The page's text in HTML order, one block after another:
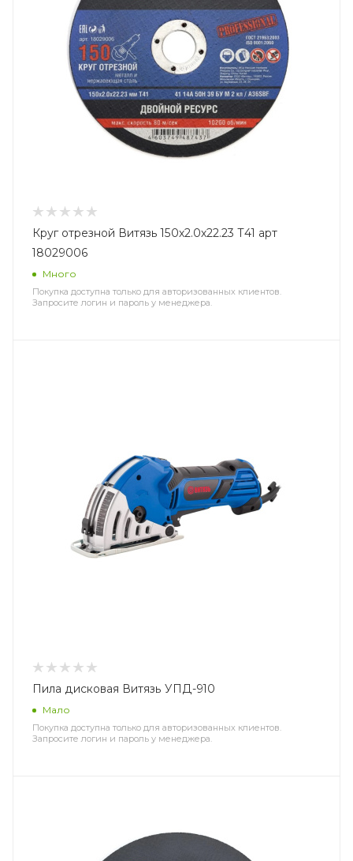
Круг отрезной Витязь 150х2.0х22.23 Т41 арт
18029006
Много
Покупка доступна только для авторизованных клиентов.
Запросите логин и пароль у менеджера.
Пила дисковая Витязь УПД-910
Мало
Покупка доступна только для авторизованных клиентов.
Запросите логин и пароль у менеджера.